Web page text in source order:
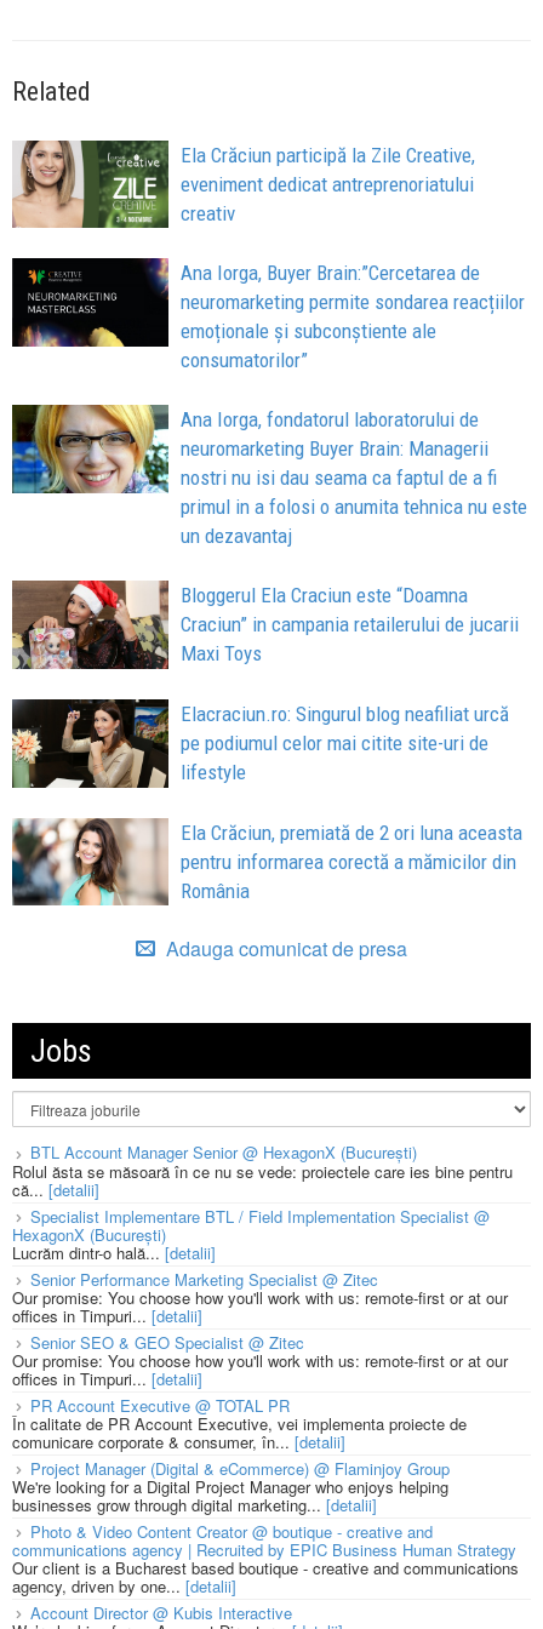
Related
Ela Crăciun participă la Zile Creative,
eveniment dedicat antreprenoriatului
creativ
Ana Iorga, Buyer Brain:”Cercetarea de
neuromarketing permite sondarea reacțiilor
emoționale și subconștiente ale
consumatorilor”
Ana Iorga, fondatorul laboratorului de
neuromarketing Buyer Brain: Managerii
nostri nu isi dau seama ca faptul de a fi
primul in a folosi o anumita tehnica nu este
un dezavantaj
Bloggerul Ela Craciun este “Doamna
Craciun” in campania retailerului de jucarii
Maxi Toys
Elacraciun.ro: Singurul blog neafiliat urcă
pe podiumul celor mai citite site-uri de
lifestyle
Ela Crăciun, premiată de 2 ori luna aceasta
pentru informarea corectă a mămicilor din
România
Adauga comunicat de presa
Jobs
BTL Account Manager Senior @ HexagonX (București)
Rolul ăsta se măsoară în ce nu se vede: proiectele care ies bine pentru
că... [detalii]
Specialist Implementare BTL / Field Implementation Specialist @
HexagonX (București)
Lucrăm dintr-o hală...[detalii]
Senior Performance Marketing Specialist @ Zitec
Our promise: You choose how you'll work with us: remote-first or at our
offices in Timpuri... [detalii]
Senior SEO & GEO Specialist @ Zitec
Our promise: You choose how you'll work with us: remote-first or at our
offices in Timpuri... [detalii]
PR Account Executive @ TOTAL PR
În calitate de PR Account Executive, vei implementa proiecte de
comunicare corporate & consumer, în... [detalii]
Project Manager (Digital & eCommerce) @ Flaminjoy Group
We're looking for a Digital Project Manager who enjoys helping
businesses grow through digital marketing... [detalii]
Photo & Video Content Creator @ boutique - creative and
communications agency | Recruited by EPIC Business Human Strategy
Our client is a Bucharest based boutique - creative and communications
agency, driven by one... [detalii]
Account Director @ Kubis Interactive